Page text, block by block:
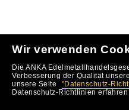
Wir verwenden
Die ANKA
Verbesserung der Qualität
unsere Seite
"Datenschutz-
Datenschutz-Richtlinien